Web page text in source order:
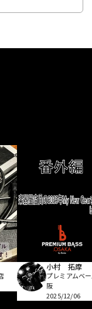
小村 拓摩
プレミアムベ
阪
2025/12/06